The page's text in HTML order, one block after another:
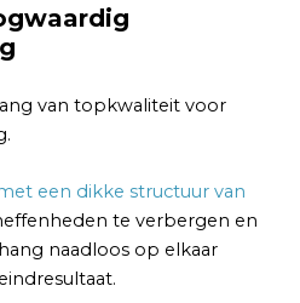
van topkwaliteit voor
een dikke structuur van
te verbergen en
naadloos op elkaar